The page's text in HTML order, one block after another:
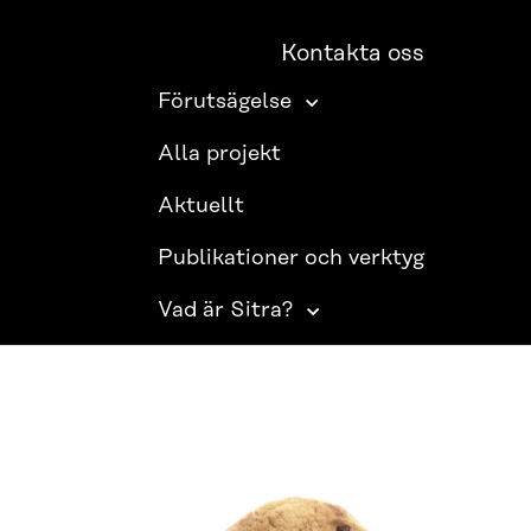
Kontakta oss
Förutsägelse
Alla projekt
Aktuellt
Publikationer och verktyg
Vad är Sitra?